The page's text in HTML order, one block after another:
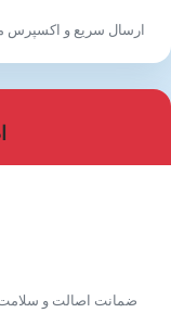
ارسال سریع و اکسپرس
ضمانت اصالت و سلامت